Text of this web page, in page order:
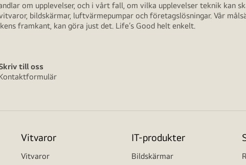
om upplevelser, och i vårt fall, om vilka upplevelser teknik kan
bildskärmar, luftvärmepumpar och företagslösningar. Vår
framkant, kan göra just det. Life’s Good helt enkelt.
till oss
Vitvaror
Vitvaror
IT-produkter
Bildskärmar